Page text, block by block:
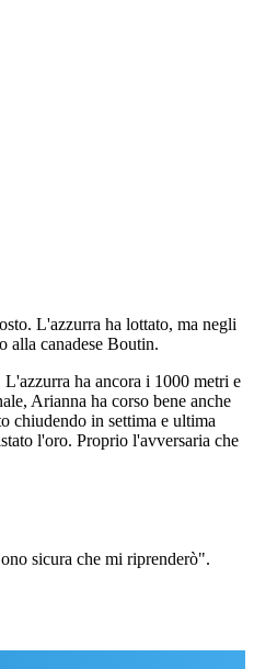
L'azzurra ha lottato, ma negli
alla canadese Boutin.
ha ancora i 1000 metri e
Arianna ha corso bene anche
chiudendo in settima e ultima
l'oro. Proprio l'avversaria che
sicura che mi riprenderò".